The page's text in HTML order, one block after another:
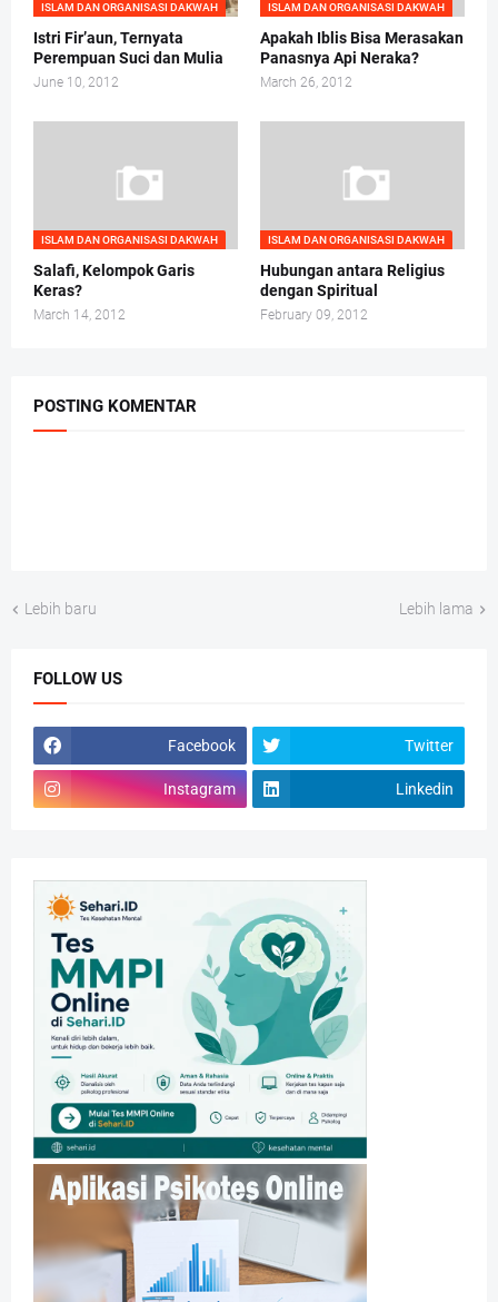
ISLAM DAN ORGANISASI DAKWAH
Istri Fir’aun, Ternyata
Perempuan Suci dan Mulia
June 10, 2012
ISLAM DAN ORGANISASI DAKWAH
Apakah Iblis Bisa Merasakan
Panasnya Api Neraka?
March 26, 2012
ISLAM DAN ORGANISASI DAKWAH
Salafi, Kelompok Garis
Keras?
March 14, 2012
ISLAM DAN ORGANISASI DAKWAH
Hubungan antara Religius
dengan Spiritual
February 09, 2012
POSTING KOMENTAR
Lebih baru Lebih lama
FOLLOW US
Facebook Twitter
Instagram Linkedin